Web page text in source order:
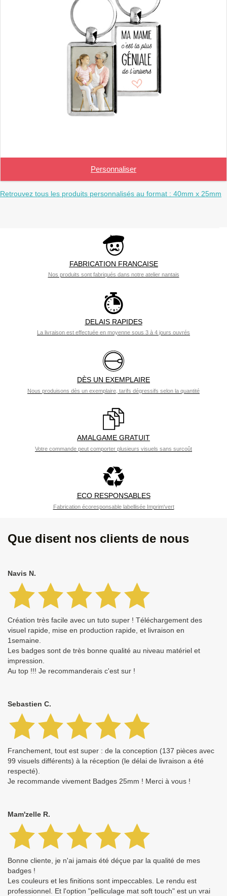
Personnaliser
Retrouvez tous les produits personnalisés au format : 40mm x 25mm
FABRICATION FRANCAISE
Nos produits sont fabriqués dans notre atelier nantais
DELAIS RAPIDES
La livraison est effectuée en moyenne sous 3 à 4 jours ouvrés
DÈS UN EXEMPLAIRE
Nous produisons dès un exemplaire, tarifs dégressifs selon la quantité
AMALGAME GRATUIT
Votre commande peut comporter plusieurs visuels sans surcoût
ECO RESPONSABLES
Fabrication écoresponsable labellisée Imprim'vert
Que disent nos clients de nous
Navis N.
Création très facile avec un tuto super ! Téléchargement des
visuel rapide, mise en production rapide, et livraison en
1semaine.
Les badges sont de très bonne qualité au niveau matériel et
impression.
Au top !!! Je recommanderais c'est sur !
Sebastien C.
Franchement, tout est super : de la conception (137 pièces avec
99 visuels différents) à la réception (le délai de livraison a été
respecté).
Je recommande vivement Badges 25mm ! Merci à vous !
Mam'zelle R.
Bonne cliente, je n'ai jamais été déçue par la qualité de mes
badges !
Les couleurs et les finitions sont impeccables. Le rendu est
professionnel. Et l'option "pelliculage mat soft touch" est un vrai